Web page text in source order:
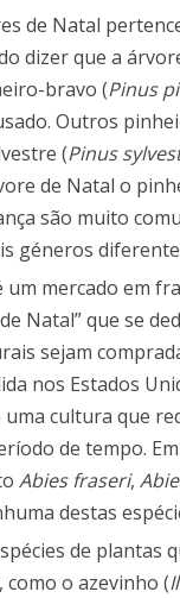
de Natal
dizer que a
bravo (Pinus
Outros
(Pinus
de Natal o
são muito
géneros
mercado em
Natal” que se
sejam
nos Estados
cultura que
de tempo.
Abies fraseri,
destas
de plantas
o azevinho (